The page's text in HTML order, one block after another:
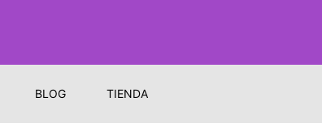
BLOG TIENDA